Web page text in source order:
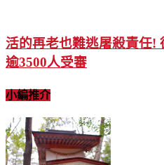
活的再老也難逃屠殺責任!
逾3500人受審
小編推介